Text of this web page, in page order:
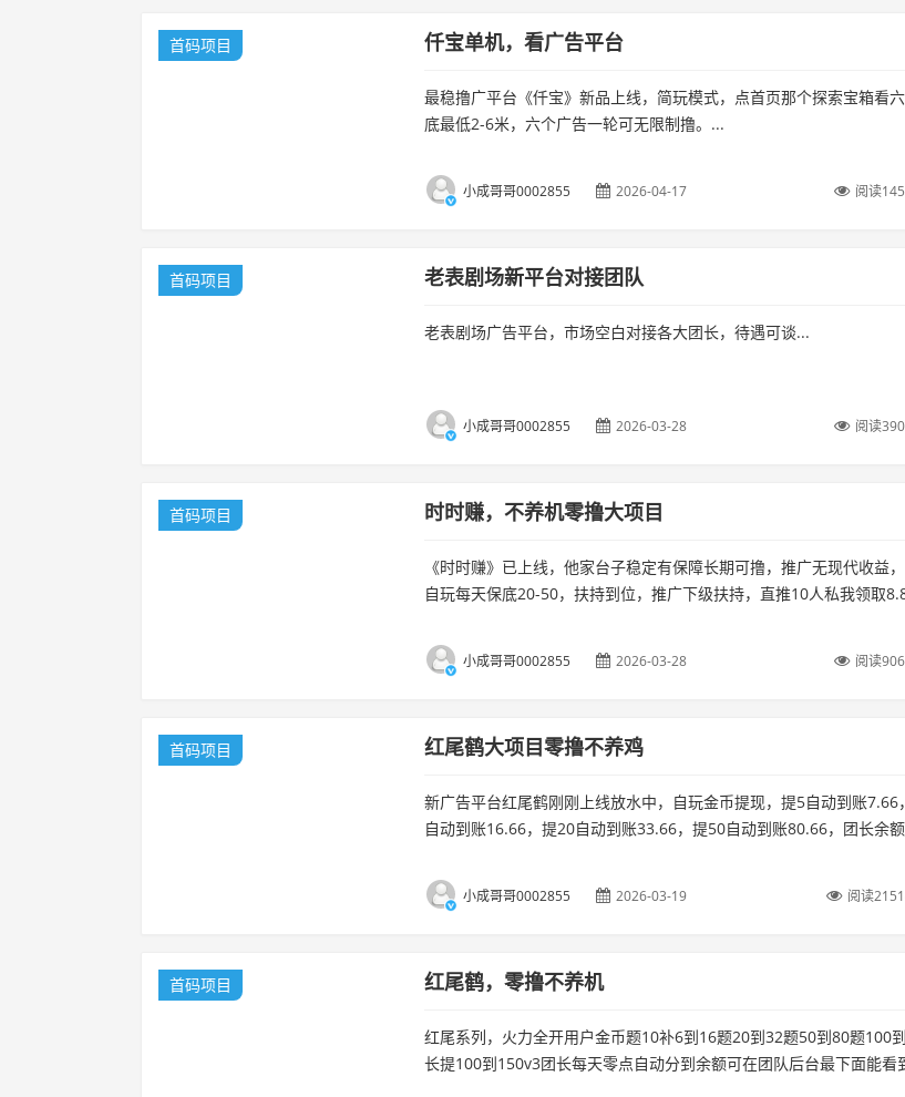
首码项目 仟宝单机，看广告平台
最稳撸广平台《仟宝》新品上线，简玩模式，点首页那个探索宝箱看
底最低2-6米，六个广告一轮可无限制撸。...
小成哥哥0002855 2026-04-17 阅读
首码项目 老表剧场新平台对接团队
老表剧场广告平台，市场空白对接各大团长，待遇可谈...
小成哥哥0002855 2026-03-28 阅读
首码项目 时时赚，不养机零撸大项目
《时时赚》已上线，他家台子稳定有保障长期可撸，推广无现代收益
自玩每天保底20-50，扶持到位，推广下级扶持，直推10人私我领取
小成哥哥0002855 2026-03-28 阅读
首码项目 红尾鹤大项目零撸不养鸡
新广告平台红尾鹤刚刚上线放水中，自玩金币提现，提5自动到账7.66
自动到账16.66，提20自动到账33.66，提50自动到账80.66，团长余
小成哥哥0002855 2026-03-19 阅读
首码项目 红尾鹤，零撸不养机
红尾系列，火力全开用户金币题10补6到16题20到32题50到80题100
长提100到150v3团长每天零点自动分到余额可在团队后台最下面能看